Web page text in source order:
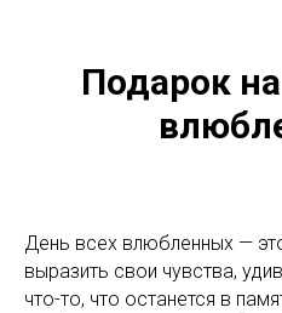
Подарок
День всех влюбленных —
выразить свои чувства,
что-то, что останется в